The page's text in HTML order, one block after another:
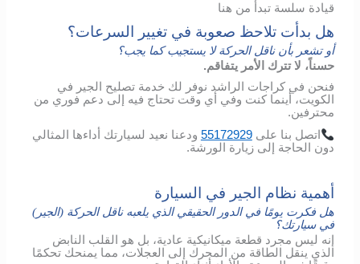
قيادة سلسة تبدأ من هنا
هل بدأت تلاحظ صعوبة في تغيير السرعات؟
أو تشعر بأن ناقل الحركة لا يستجيب كما يجب؟
حسناً، لا تترك الأمر يتفاقم.
فنحن في كراجات الراشد نوفر لك خدمة تصليح الجير في
الكويت، أينما كنت وفي أي وقت تحتاج فيه إلى دعم فوري من
محترفين.
اتصل بنا على55172929 ودعنا نعيد لسيارتك أداءها
المثالي
دون
الحاجة إلى زيارة الورشة.
أهمية نظام الجير في السيارة
هل فكرت يومًا في الدور الحقيقي الذي يلعبه ناقل الحركة (الجير)
في سيارتك؟
إنه ليس مجرد قطعة ميكانيكية عادية، بل هو القلب النابض
الذي ينقل الطاقة من المحرك إلى العجلات، مما يمنحك تحكمًا